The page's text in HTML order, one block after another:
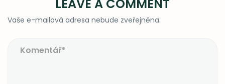
LEAVE A COMMENT
Vaše e-mailová adresa nebude zveřejněna.